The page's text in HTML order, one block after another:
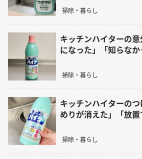
掃除・暮らし
キッチンハイターの
になった」「知らなか
掃除・暮らし
キッチンハイターの
めりが消えた」「放置
掃除・暮らし